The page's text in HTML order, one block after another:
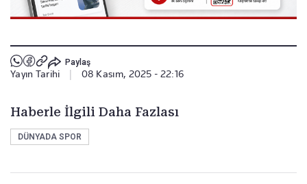
Paylaş
Yayın Tarihi 08 Kasım, 2025 - 22:16
Haberle İlgili Daha Fazlası
DÜNYADA SPOR